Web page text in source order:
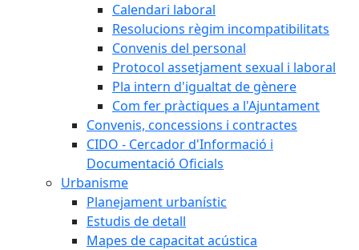
Calendari laboral
Resolucions règim incompatibilitats
Convenis del personal
Protocol assetjament sexual i laboral
Pla intern d'igualtat de gènere
Com fer pràctiques a l'Ajuntament
Convenis, concessions i contractes
CIDO - Cercador d'Informació i
Documentació Oficials
Urbanisme
Planejament urbanístic
Estudis de detall
Mapes de capacitat acústica